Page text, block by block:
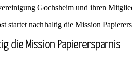
Gochsheim und ihren
startet nachhaltig die Mission
die Mission Papierersparnis